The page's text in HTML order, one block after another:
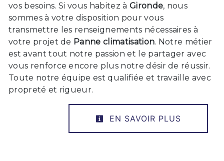
vos besoins. Si vous habitez à Gironde, nous
sommes à votre disposition pour vous
transmettre les renseignements nécessaires à
votre projet de Panne climatisation. Notre métier
est avant tout notre passion et le partager avec
vous renforce encore plus notre désir de réussir.
Toute notre équipe est qualifiée et travaille avec
propreté et rigueur.
EN SAVOIR PLUS